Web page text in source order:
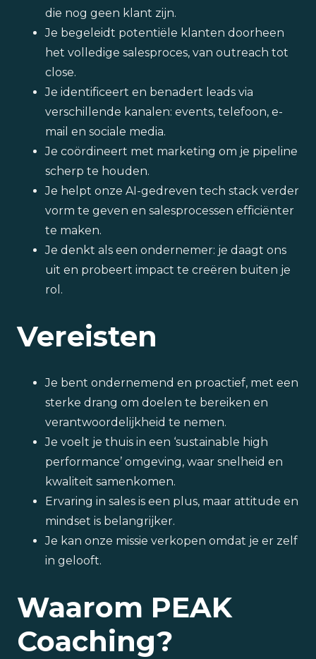
die nog geen klant zijn.
Je begeleidt potentiële klanten doorheen
het volledige salesproces, van outreach tot
close.
Je identificeert en benadert leads via
verschillende kanalen: events, telefoon, e-
mail en sociale media.
Je coördineert met marketing om je pipeline
scherp te houden.
Je helpt onze AI-gedreven tech stack verder
vorm te geven en salesprocessen efficiënter
te maken.
Je denkt als een ondernemer: je daagt ons
uit en probeert impact te creëren buiten je
rol.
Vereisten
Je bent ondernemend en proactief, met een
sterke drang om doelen te bereiken en
verantwoordelijkheid te nemen.
Je voelt je thuis in een ‘sustainable high
performance’ omgeving, waar snelheid en
kwaliteit samenkomen.
Ervaring in sales is een plus, maar attitude en
mindset is belangrijker.
Je kan onze missie verkopen omdat je er zelf
in gelooft.
Waarom PEAK
Coaching?